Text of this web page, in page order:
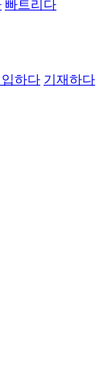
빠트리다
하다 기재하다